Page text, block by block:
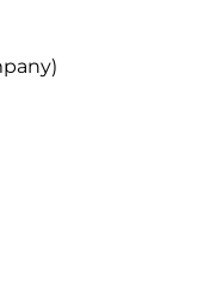
mit einem